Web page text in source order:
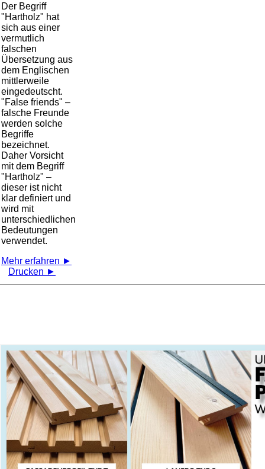
Der Begriff
Hartholz
hat
sich aus einer
vermutlich
falschen
Übersetzung aus
dem Englischen
mittlerweile
eingedeutscht.
False friends –
falsche Freunde
werden solche
Begriffe
bezeichnet.
Daher Vorsicht
mit dem Begriff
Hartholz
–
dieser ist nicht
klar definiert und
wird mit
unterschiedlichen
Bedeutungen
verwendet.
Mehr erfahren ►
Drucken ►